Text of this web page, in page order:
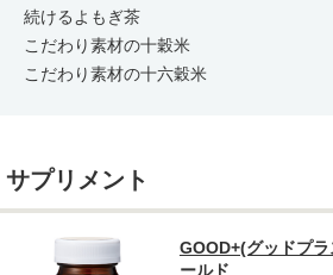
続けるよもぎ茶
こだわり素材の十穀米
こだわり素材の十六穀米
サプリメント
GOOD+(グッドプ
ールド